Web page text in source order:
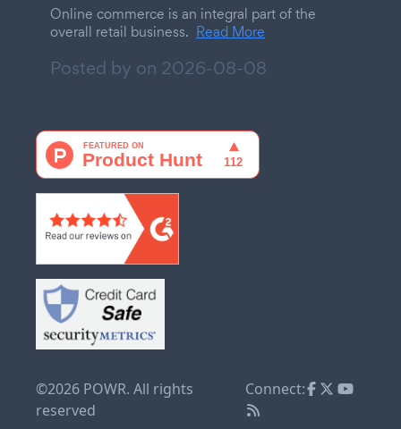
Online commerce is an integral part of the
overall retail business. Read More
Posted by on 2026-08-08
©2026 POWR. All rights
reserved
Connect: